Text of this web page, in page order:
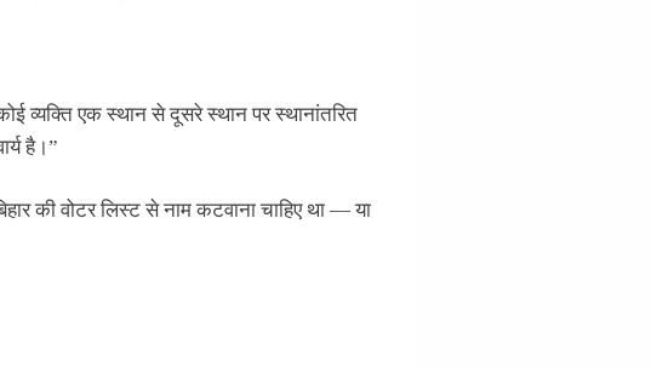
व्यक्ति एक स्थान से दूसरे स्थान पर स्थानांतरित
है।”
की वोटर लिस्ट से नाम कटवाना चाहिए था — या